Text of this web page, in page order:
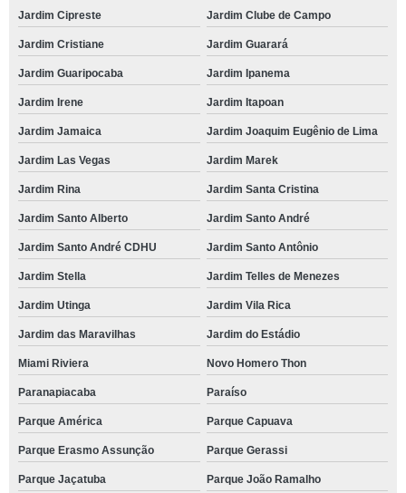
Jardim Cipreste Jardim Clube de Campo
Jardim Cristiane Jardim Guarará
Jardim Guaripocaba Jardim Ipanema
Jardim Irene Jardim Itapoan
Jardim Jamaica Jardim Joaquim Eugênio de Lima
Jardim Las Vegas Jardim Marek
Jardim Rina Jardim Santa Cristina
Jardim Santo Alberto Jardim Santo André
Jardim Santo André CDHU Jardim Santo Antônio
Jardim Stella Jardim Telles de Menezes
Jardim Utinga Jardim Vila Rica
Jardim das Maravilhas Jardim do Estádio
Miami Riviera Novo Homero Thon
Paranapiacaba Paraíso
Parque América Parque Capuava
Parque Erasmo Assunção Parque Gerassi
Parque Jaçatuba Parque João Ramalho